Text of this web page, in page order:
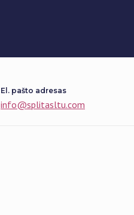
El. pašto adresas
info@splitasltu.com